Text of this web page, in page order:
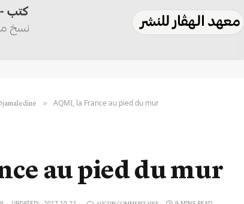
» AQMI, la France au pied du mur
au pied du mur